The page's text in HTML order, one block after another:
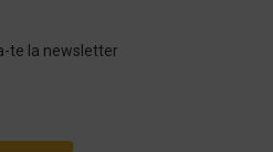
te la newsletter